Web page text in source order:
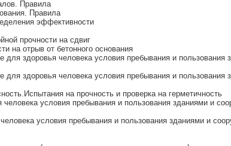
Правила
Правила
эффективности
прочности на сдвиг
на отрыв от бетонного основания
для здоровья человека условия пребывания и пользования
для здоровья человека условия пребывания и пользования
на прочность и проверка на герметичность
условия пребывания и пользования зданиями и
условия пребывания и пользования зданиями и